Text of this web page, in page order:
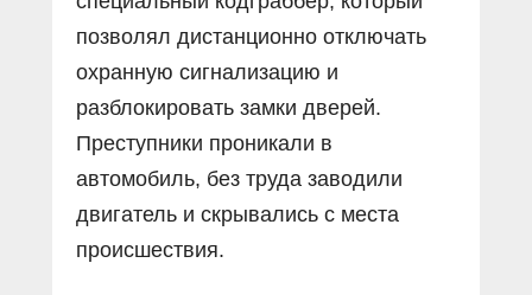
позволял дистанционно отключать
охранную сигнализацию и
разблокировать замки дверей.
Преступники проникали в
автомобиль, без труда заводили
двигатель и скрывались с места
происшествия.